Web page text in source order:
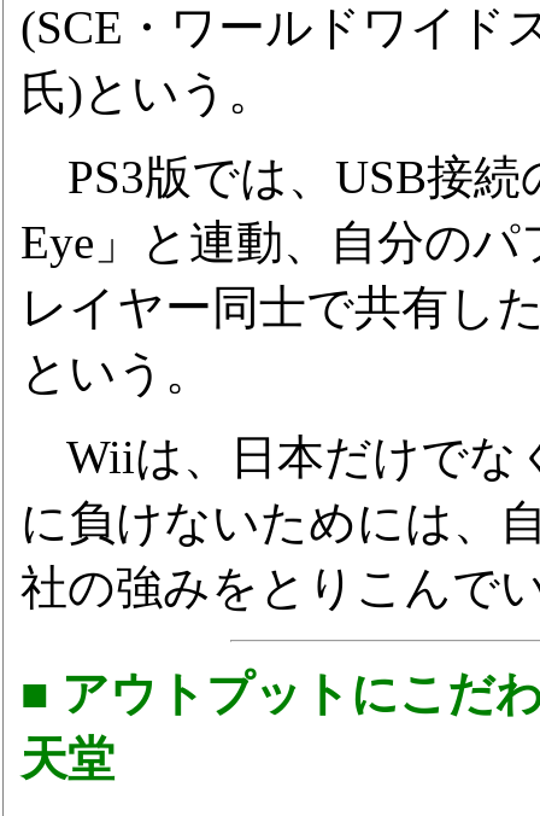
(SCE・ワールドワイド
氏)という。
PS3版では、USB接続
Eye」と連動、自分の
レイヤー同士で共有し
という。
Wiiは、日本だけでな
に負けないためには、
社の強みをとりこんで
■ アウトプットにこだ
天堂